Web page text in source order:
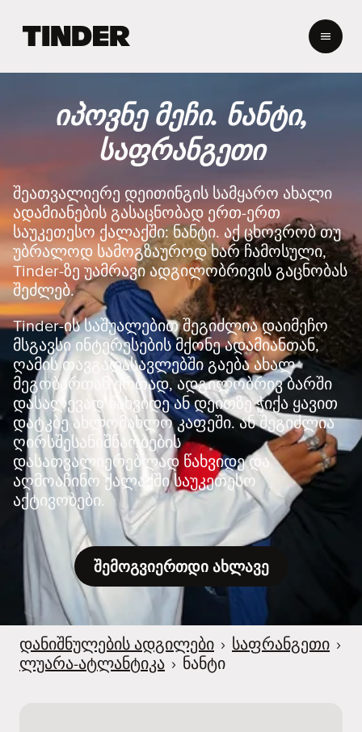
e
r
H
o
m
e
იპოვნე მეჩი. ნანტი,
საფრანგეთი
შეათვალიერე დეითინგის სამყარო ახალი
ადამიანების გასაცნობად ერთ-ერთ
საუკეთესო ქალაქში: ნანტი. აქ ცხოვრობ თუ
უბრალოდ სამოგზაუროდ ხარ ჩამოსული,
Tinder-ზე უამრავი ადგილობრივის გაცნობას
შეძლებ.
Tinder-ის საშუალებით შეგიძლია დაიმეჩო
მსგავსი ინტერესების მქონე ადამიანთან,
ღამის თავგადასავლებში გაება ახალ
მეგობართან ერთად, ადგილობრივ ბარში
დასალევად წახვიდე ან დეითზე ჭიქა ყავით
დატკბე ახლომახლო კაფეში. ან შეგიძლია
ღირსშესანიშნაობების
დასათვალიერებლად წახვიდე და
აღმოაჩინო ქალაქში საუკეთესო
აქტივობები.
შემოგვიერთდი ახლავე
დანიშნულების ადგილები › საფრანგეთი ›
ლუარა-ატლანტიკა › ნანტი